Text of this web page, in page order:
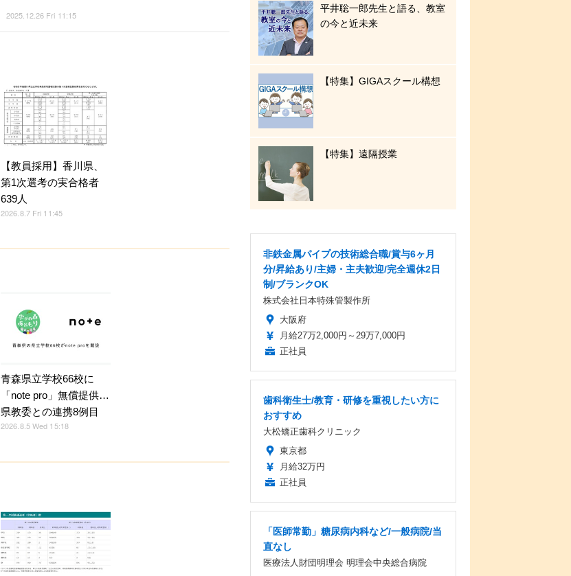
2025.12.26 Fri 11:15
【教員採用】香川県、
第1次選考の実合格者
639人
2026.8.7 Fri 11:45
青森県立学校66校に
「note pro」無償提供…
県教委との連携8例目
2026.8.5 Wed 15:18
平井聡一郎先生と語る、教室
の今と近未来
【特集】GIGAスクール構想
【特集】遠隔授業
非鉄金属パイプの技術総合職/賞与6ヶ月
分/昇給あり/主婦・主夫歓迎/完全週休2日
制/ブランクOK
株式会社日本特殊管製作所
大阪府
月給27万2,000円～29万7,000円
正社員
歯科衛生士/教育・研修を重視したい方に
おすすめ
大松矯正歯科クリニック
東京都
月給32万円
正社員
「医師常勤」糖尿病内科など/一般病院/当
直なし
医療法人財団明理会 明理会中央総合病院